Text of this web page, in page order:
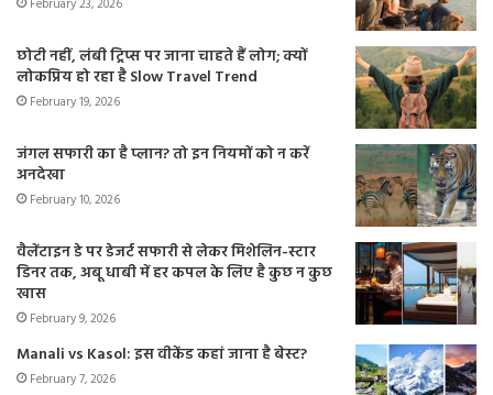
February 23, 2026
छोटी नहीं, लंबी ट्रिप्स पर जाना चाहते हैं लोग; क्यों
लोकप्रिय हो रहा है Slow Travel Trend
February 19, 2026
जंगल सफारी का है प्लान? तो इन नियमों को न करें
अनदेखा
February 10, 2026
वैलेंटाइन डे पर डेजर्ट सफारी से लेकर मिशेलिन-स्टार
डिनर तक, अबू धाबी में हर कपल के लिए है कुछ न कुछ
खास
February 9, 2026
Manali vs Kasol: इस वीकेंड कहां जाना है बेस्ट?
February 7, 2026